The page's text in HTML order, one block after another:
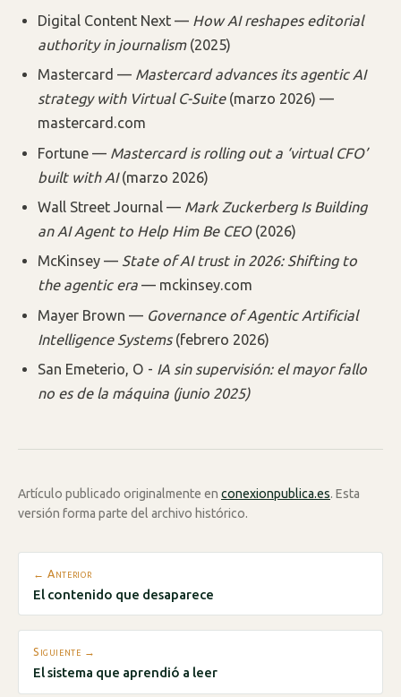
Digital Content Next — How AI reshapes editorial
authority in journalism(2025)
Mastercard — Mastercard advances its agentic AI
strategy with Virtual C-Suite(marzo 2026) —
mastercard.com
Fortune — Mastercard is rolling out a ‘virtual CFO’
built with AI(marzo 2026)
Wall Street Journal — Mark Zuckerberg Is Building
an AI Agent to Help Him Be CEO(2026)
McKinsey — State of AI trust in 2026: Shifting to
the agentic era — mckinsey.com
Mayer Brown — Governance of Agentic Artificial
Intelligence Systems(febrero 2026)
San Emeterio, O - IA sin supervisión: el mayor fallo
no es de la máquina (junio 2025)
Artículo publicado originalmente en conexionpublica.es. Esta
versión forma parte del archivo histórico.
← Anterior
El contenido que desaparece
Siguiente →
El sistema que aprendió a leer